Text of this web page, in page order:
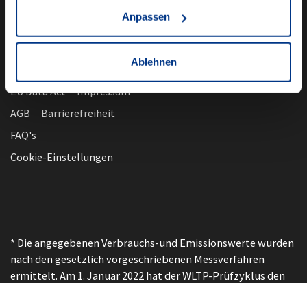
Anpassen
Ablehnen
EU Data Act
Impressum
AGB
Barrierefreiheit
FAQ's
Cookie-Einstellungen
* Die angegebenen Verbrauchs-und Emissionswerte wurden
nach den gesetzlich vorgeschriebenen Messverfahren
ermittelt. Am 1. Januar 2022 hat der WLTP-Prüfzyklus den